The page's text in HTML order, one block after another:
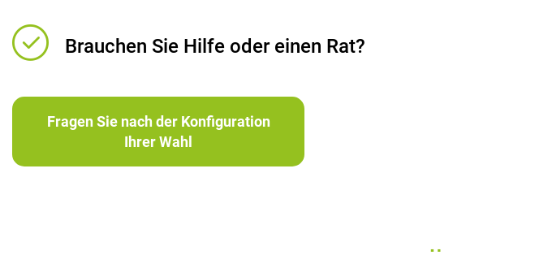
Brauchen Sie Hilfe oder einen Rat?
Fragen Sie nach der Konfiguration
Ihrer Wahl